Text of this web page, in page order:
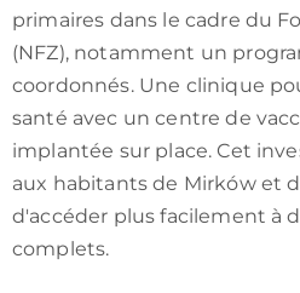
primaires dans le cadre du
(NFZ), notamment un
coordonnés. Une clinique
santé avec un centre de
implantée sur place. Cet
aux habitants de Mirków et
d'accéder plus facilement à
complets.